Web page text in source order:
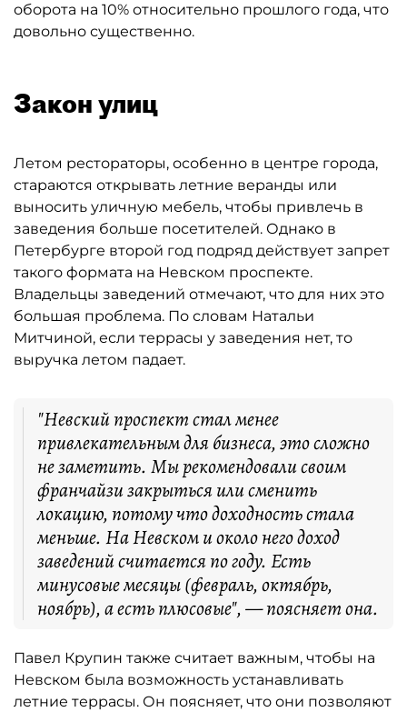
оборота на 10% относительно прошлого года, что
довольно существенно.
Закон улиц
Летом рестораторы, особенно в центре города,
стараются открывать летние веранды или
выносить уличную мебель, чтобы привлечь в
заведения больше посетителей. Однако в
Петербурге второй год подряд действует запрет
такого формата на Невском проспекте.
Владельцы заведений отмечают, что для них это
большая проблема. По словам Натальи
Митчиной, если террасы у заведения нет, то
выручка летом падает.
"Невский проспект стал менее
привлекательным для бизнеса, это сложно
не заметить. Мы рекомендовали своим
франчайзи закрыться или сменить
локацию, потому что доходность стала
меньше. На Невском и около него доход
заведений считается по году. Есть
минусовые месяцы (февраль, октябрь,
ноябрь), а есть плюсовые", — поясняет она.
Павел Крупин также считает важным, чтобы на
Невском была возможность устанавливать
летние террасы. Он поясняет, что они позволяют